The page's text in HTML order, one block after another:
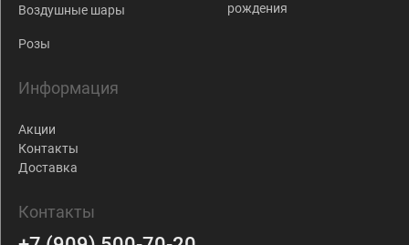
Воздушные шары
Розы
рождения
Информация
Акции
Контакты
Доставка
Контакты